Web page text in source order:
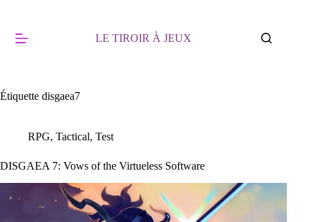
LE TIROIR À JEUX
Étiquette disgaea7
RPG, Tactical, Test
DISGAEA 7: Vows of the Virtueless Software